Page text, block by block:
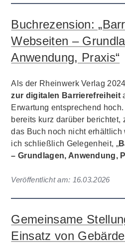
Buchrezension:
Webseiten –
Anwendung, Praxis“
Als der Rheinwerk Verlag
zur digitalen Barrierefreiheit
Erwartung entsprechend
bereits kurz darüber berichtet,
das Buch noch nicht erhältlich
ich schließlich Gelegenheit, „
– Grundlagen, Anwendung,
Veröffentlicht am: 16.03.2026
Gemeinsame
Einsatz von